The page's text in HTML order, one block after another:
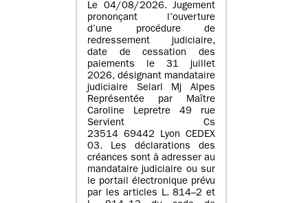
Le 04/08/2026. Jugement
prononçant l’ouverture
d’une procédure de
redressement judiciaire,
date de cessation des
paiements le 31 juillet
2026, désignant mandataire
judiciaire Selarl Mj Alpes
Représentée par Maître
Caroline Lepretre 49 rue
Servient Cs
23514 69442 Lyon CEDEX
03. Les déclarations des
créances sont à adresser au
mandataire judiciaire ou sur
le portail électronique prévu
par les articles L. 814–2 et